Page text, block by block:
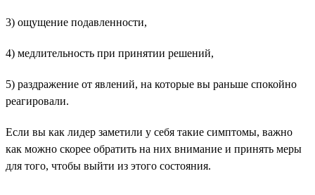
3) ощущение подавленности,
4) медлительность при принятии решений,
5) раздражение от явлений, на которые вы раньше спокойно
реагировали.
Если вы как лидер заметили у себя такие симптомы, важно
как можно скорее обратить на них внимание и принять меры
для того, чтобы выйти из этого состояния.